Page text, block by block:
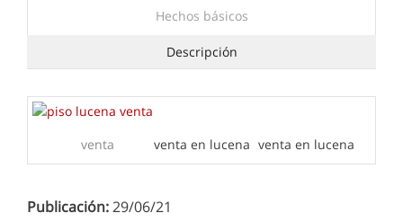
Hechos básicos
Descripción
Publicación:29/06/21